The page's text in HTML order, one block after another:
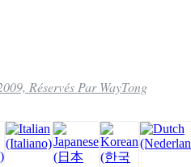
Réservés Par WayTong